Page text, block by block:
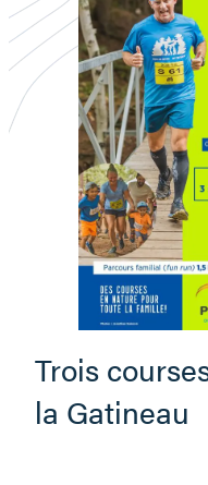
Coureur
des
Bois
Trois
la Gatineau